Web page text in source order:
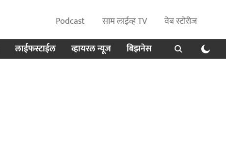
Podcast साम लाईव्ह TV
वेब स्टोरीज
लाईफस्टाईल व्हायरल न्यूज बिझनेस